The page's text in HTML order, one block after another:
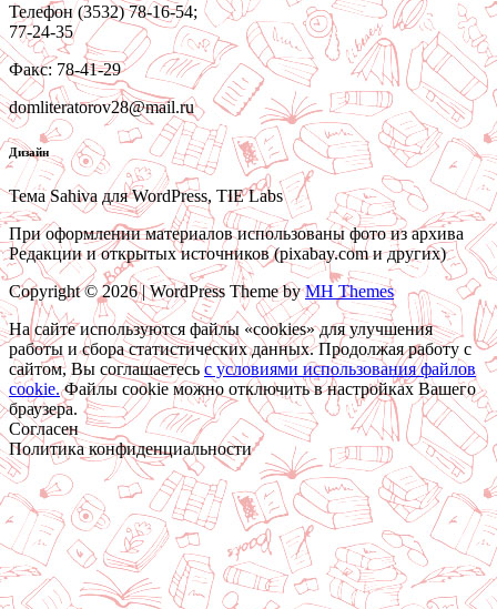
Телефон (3532) 78-16-54;
77-24-35
Факс: 78-41-29
domliteratorov28@mail.ru
Дизайн
Тема Sahiva для WordPress, TIE Labs
При оформлении материалов использованы фото из архива
Редакции и открытых источников (pixabay.com и других)
Copyright © 2026 | WordPress Theme byMH Themes
На сайте используются файлы «cookies» для улучшения
работы и сбора статистических данных. Продолжая работу с
сайтом, Вы соглашаетесь c условиями использования файлов
cookie.Файлы cookie можно отключить в настройках Вашего
браузера.
Согласен
Политика конфиденциальности